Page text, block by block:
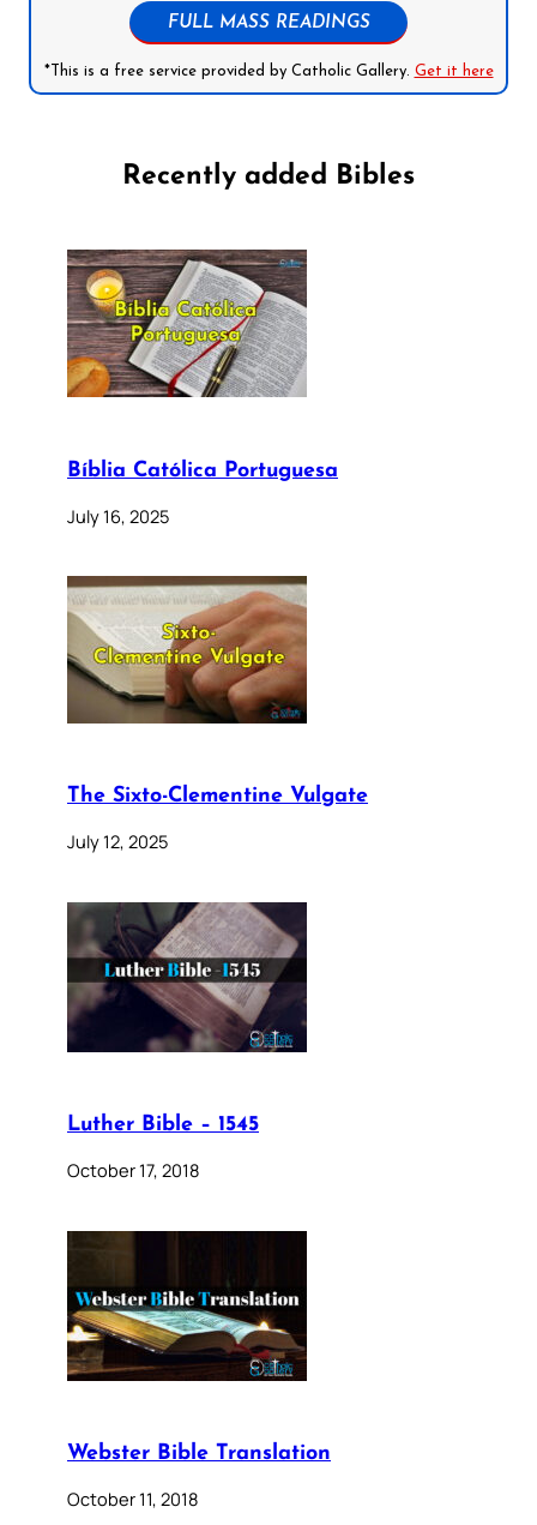
FULL MASS READINGS
*This is a free service provided by Catholic Gallery. Get it here
Recently added Bibles
Bíblia Católica Portuguesa
July 16, 2025
The Sixto-Clementine Vulgate
July 12, 2025
Luther Bible – 1545
October 17, 2018
Webster Bible Translation
October 11, 2018